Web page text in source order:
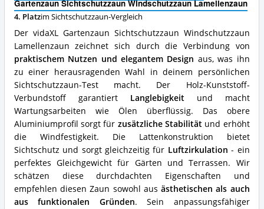
Gartenzaun Sichtschutzzaun Windschutzzaun Lamellenzaun
4. Platzim Sichtschutzzaun-Vergleich
Der vidaXL Gartenzaun Sichtschutzzaun Windschutzzaun
Lamellenzaun zeichnet sich durch die Verbindung von
praktischem Nutzen und elegantem Design aus, was ihn
zu einer herausragenden Wahl in deinem persönlichen
Sichtschutzzaun-Test macht. Der Holz-Kunststoff-
Verbundstoff garantiert Langlebigkeitund macht
Wartungsarbeiten wie Ölen überflüssig. Das obere
Aluminiumprofil sorgt für zusätzliche Stabilität und erhöht
die Windfestigkeit. Die Lattenkonstruktion bietet
Sichtschutz und sorgt gleichzeitig für Luftzirkulation - ein
perfektes Gleichgewicht für Gärten und Terrassen. Wir
schätzen diese durchdachten Eigenschaften und
empfehlen diesen Zaun sowohl ausästhetischen als auch
aus funktionalen Gründen. Sein anpassungsfähiger
Vorteile:
Was
spricht
für
diesen
Sichtschutzzaun?